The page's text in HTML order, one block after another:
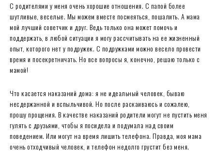
С родителями у меня очень хорошие отношения. С папой более
шутливые, веселые. Мы можем вместе посмеяться, пошалить. А мама
мой лучший советчик и друг. Ведь только она может помочь и
поддержать, в любой ситуации я могу рассчитывать на ее жизненный
опыт, которого нет у подружек. С подружками можно весело провести
время и посекретничать. Но все вопросы я, конечно, решаю только с
мамой!
Что касается наказаний дома: я не идеальный человек, бываю
несдержанной и вспыльчивой. Но после раскаиваюсь и сожалею,
прошу прощения. В качестве наказаний родители могут не пустить меня
гулять с друзьями, чтобы я посидела и подумала над своим
поведением. Или могут на время лишить телефона. Правда, моя мама
очень отходчивый человек, и телефон недолго грустит без меня.